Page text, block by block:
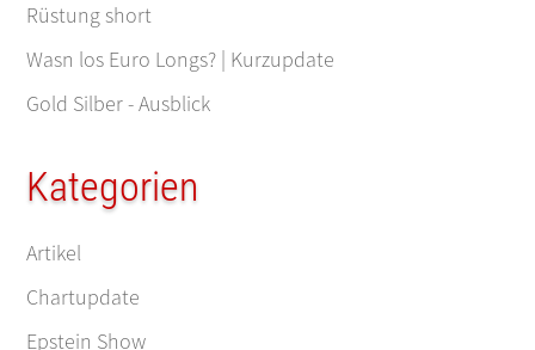
Rüstung short
Wasn los Euro Longs? | Kurzupdate
Gold Silber - Ausblick
Kategorien
Artikel
Chartupdate
Epstein Show